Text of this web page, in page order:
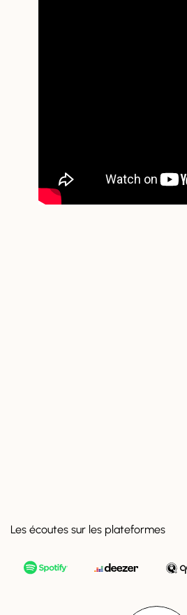
Les écoutes sur les plateformes